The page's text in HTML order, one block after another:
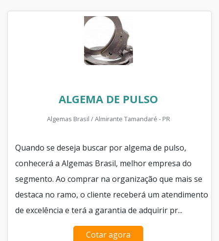
ALGEMA DE PULSO
Algemas Brasil / Almirante Tamandaré - PR
Quando se deseja buscar por algema de pulso,
conhecerá a Algemas Brasil, melhor empresa do
segmento. Ao comprar na organização que mais se
destaca no ramo, o cliente receberá um atendimento
de excelência e terá a garantia de adquirir pr...
Cotar agora